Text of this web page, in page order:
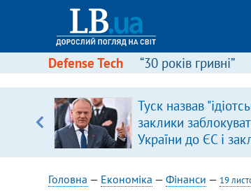
Defense Tech “30 років гривні”
Туск назвав
заклики
України до ЄС і
припинити
риторику
Головна — Економіка — Фінанси — 19